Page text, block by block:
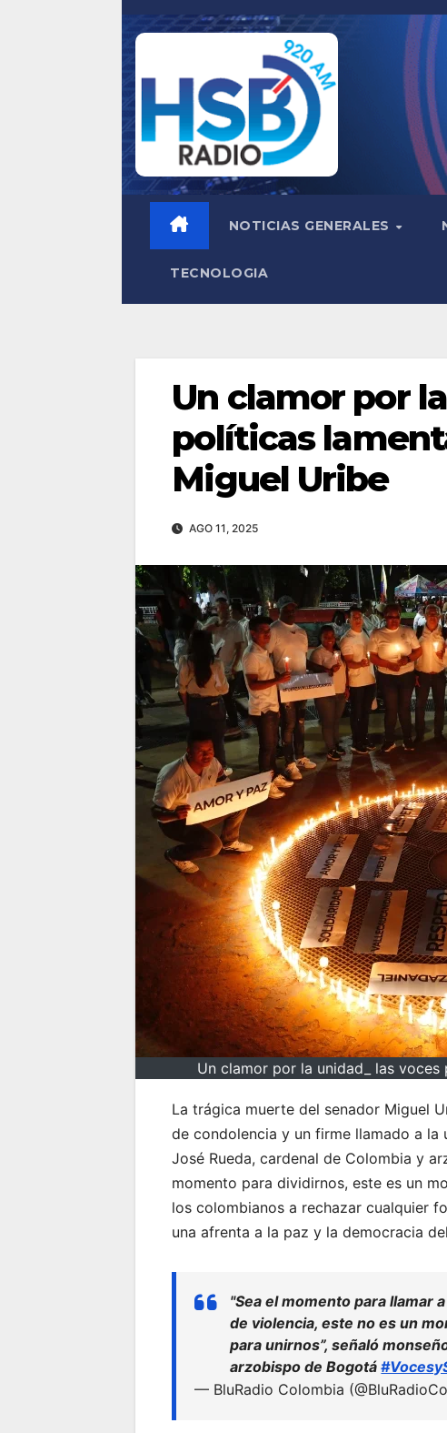
Saltar
NOTICIAS GENERALES
TECNOLOGIA
Un clamor por
políticas
Miguel Uribe
AGO 11, 2025
Un clamor por la unidad_ las
La trágica muerte del senador Miguel
de condolencia y un firme llamado a la
José Rueda, cardenal de Colombia y
momento para dividirnos, este es un
los colombianos a rechazar cualquier
una afrenta a la paz y la democracia
"Sea el momento para llamar
de violencia, este no es un
para unirnos”, señaló
arzobispo de Bogotá
— BluRadio Colombia